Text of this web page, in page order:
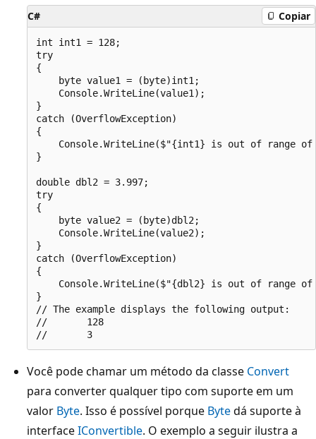
C# Copiar
int int1 = 128;
try
{
    byte value1 = (byte)int1;
    Console.WriteLine(value1);
}
catch (OverflowException)
{
Console.WriteLine($"{int1} is out of range of
}
double dbl2 = 3.997;
try
{
    byte value2 = (byte)dbl2;
    Console.WriteLine(value2);
}
catch (OverflowException)
{
Console.WriteLine($"{dbl2} is out of range of
}
// The example displays the following output:
//       128
Você pode chamar um método da classe Convert
para converter qualquer tipo com suporte em um
valor Byte. Isso é possível porque Bytedá suporte à
interfaceIConvertible. O exemplo a seguir ilustra a